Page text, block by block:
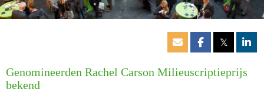
𝕏
Genomineerden Rachel Carson Milieuscriptieprijs
bekend